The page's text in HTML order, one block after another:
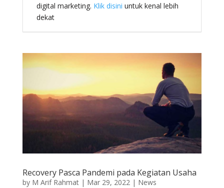
digital marketing. Klik disini untuk kenal lebih
dekat
Recovery Pasca Pandemi pada Kegiatan Usaha
by M Arif Rahmat| Mar 29, 2022| News